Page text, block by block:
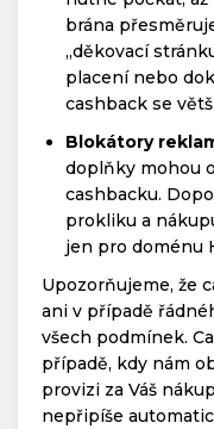
brána
„děkovací
placení nebo
cashback se
Blokátory
doplňky mohou
cashbacku.
prokliku a
jen pro doménu
Upozorňujeme, že
ani v případě
všech podmínek.
případě, kdy nám
provizi za Váš
nepřipíše